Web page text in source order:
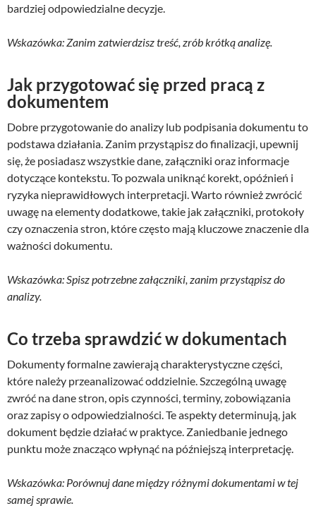
bardziej odpowiedzialne decyzje.
Wskazówka: Zanim zatwierdzisz treść, zrób krótką analizę.
Jak przygotować się przed pracą z
dokumentem
Dobre przygotowanie do analizy lub podpisania dokumentu to
podstawa działania. Zanim przystąpisz do finalizacji, upewnij
się, że posiadasz wszystkie dane, załączniki oraz informacje
dotyczące kontekstu. To pozwala uniknąć korekt, opóźnień i
ryzyka nieprawidłowych interpretacji. Warto również zwrócić
uwagę na elementy dodatkowe, takie jak załączniki, protokoły
czy oznaczenia stron, które często mają kluczowe znaczenie dla
ważności dokumentu.
Wskazówka: Spisz potrzebne załączniki, zanim przystąpisz do
analizy.
Co trzeba sprawdzić w dokumentach
Dokumenty formalne zawierają charakterystyczne części,
które należy przeanalizować oddzielnie. Szczególną uwagę
zwróć na dane stron, opis czynności, terminy, zobowiązania
oraz zapisy o odpowiedzialności. Te aspekty determinują, jak
dokument będzie działać w praktyce. Zaniedbanie jednego
punktu może znacząco wpłynąć na późniejszą interpretację.
Wskazówka: Porównuj dane między różnymi dokumentami w tej
samej sprawie.